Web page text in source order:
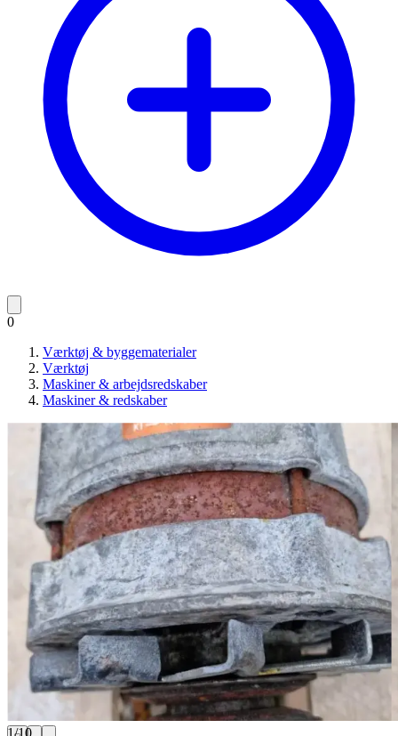
0
Værktøj & byggematerialer
Værktøj
Maskiner & arbejdsredskaber
Maskiner & redskaber
1/10